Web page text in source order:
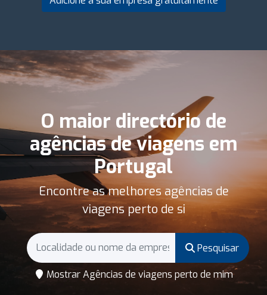
O maior directório de
agências de viagens em
Portugal
Encontre as melhores agências de
viagens perto de si
Pesquisar
Mostrar Agências de viagens perto de mim